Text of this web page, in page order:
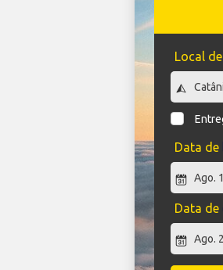
Local
Data de
Data de